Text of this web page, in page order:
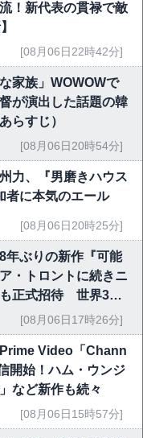
！新代表の貫禄で敵
[08月06日22時42分]
家族」WOWOWで
が演出した話題の韓
らすじ）
[08月06日20時54分]
力、『男磨きハウス
者に本気のエール
[08月06日20時25分]
年ぶりの新作『可能
・トロントに続きニ
正式招待 世界3大
映画
[08月06日17時26分]
Prime Video「Chann
開始！ハム・ウンジ
など新作も続々
[08月06日15時57分]